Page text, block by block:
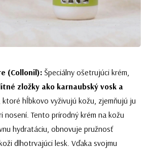
(Collonil): Špeciálny ošetrujúci krém,
zložky ako karnaubský vosk a
, ktoré hĺbkovo vyživujú kožu, zjemňujú ju
nosení. Tento prírodný krém na kožu
hydratáciu, obnovuje pružnosť
dlhotrvajúci lesk. Vďaka svojmu